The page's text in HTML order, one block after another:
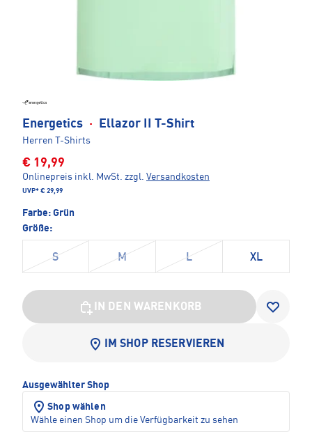
Energetics · Ellazor II T-Shirt
Herren T-Shirts
€ 19,99
Onlinepreis inkl. MwSt. zzgl. Versandkosten
UVP* € 29,99
Farbe: Grün
Größe:
S M L XL
IN DEN WARENKORB
IM SHOP RESERVIEREN
Ausgewählter Shop
Shop wählen
Wähle einen Shop um die Verfügbarkeit zu sehen